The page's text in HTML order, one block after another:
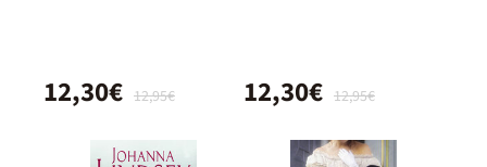
12,95€
12,30€ 12,95€
12,30€